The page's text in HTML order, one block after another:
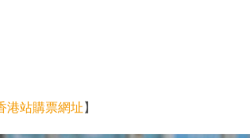
港站購票網址 】